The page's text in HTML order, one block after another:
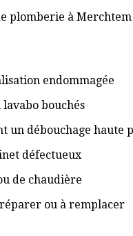
plomberie à
endommagée
bouchés
un débouchage haute
défectueux
de chaudière
ou à remplacer